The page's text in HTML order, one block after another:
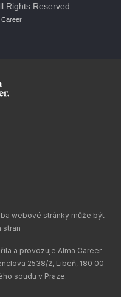
Rights Reserved.
Career
webové stránky může být
stran
a provozuje Alma Career
2538/2, Libeň, 180 00
soudu v Praze.